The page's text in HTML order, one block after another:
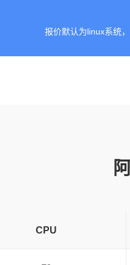
报价默认为linux系统
CPU